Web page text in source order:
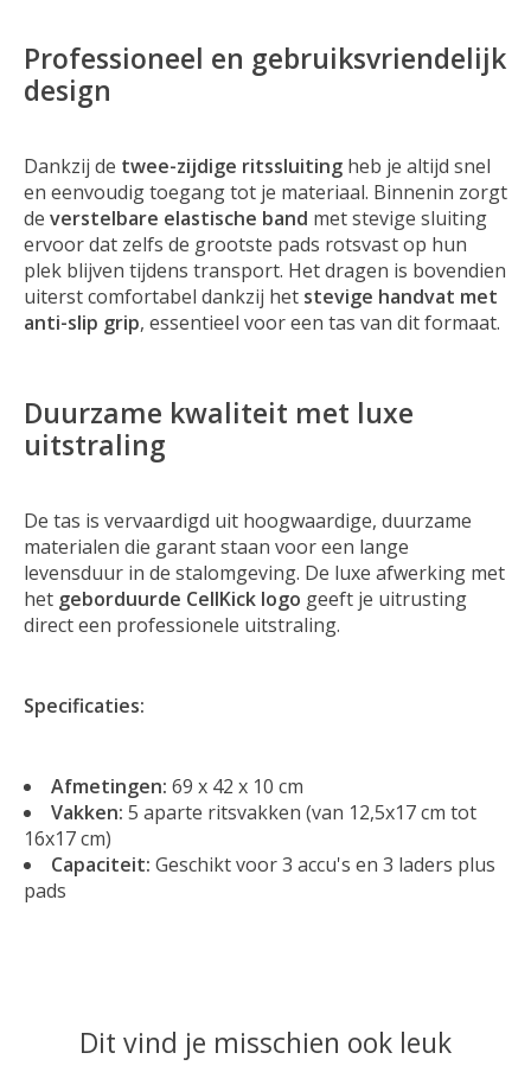
Professioneel en gebruiksvriendelijk
design
Dankzij de twee-zijdige ritssluiting heb je altijd snel
en eenvoudig toegang tot je materiaal. Binnenin zorgt
de verstelbare elastische band met stevige sluiting
ervoor dat zelfs de grootste pads rotsvast op hun
plek blijven tijdens transport. Het dragen is bovendien
uiterst comfortabel dankzij het stevige handvat met
anti-slip grip, essentieel voor een tas van dit formaat.
Duurzame kwaliteit met luxe
uitstraling
De tas is vervaardigd uit hoogwaardige, duurzame
materialen die garant staan voor een lange
levensduur in de stalomgeving. De luxe afwerking met
het geborduurde CellKick logo geeft je uitrusting
direct een professionele uitstraling.
Specificaties:
Afmetingen: 69 x 42 x 10 cm
Vakken: 5 aparte ritsvakken (van 12,5x17 cm tot
16x17 cm)
Capaciteit: Geschikt voor 3 accu's en 3 laders plus
pads
Dit vind je misschien ook leuk